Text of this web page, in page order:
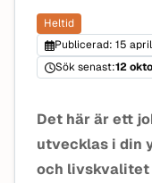
Heltid
Publicerad: 15
Sök senast:12
Det här är ett
utvecklas i din
och livskvalitet